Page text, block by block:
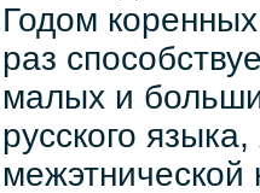
Годом
раз
малых и
русского